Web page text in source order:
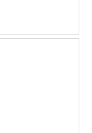
com
e
resina. O